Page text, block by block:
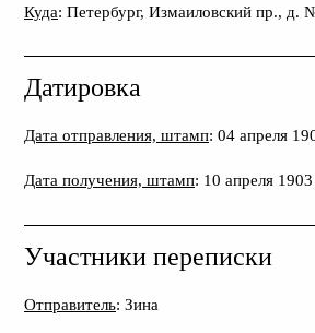
Куда: Петербург, Измаиловский пр., д.
Датировка
Дата отправления, штамп: 04 апреля
Дата получения, штамп: 10 апреля 1903
Участники переписки
Отправитель: Зина